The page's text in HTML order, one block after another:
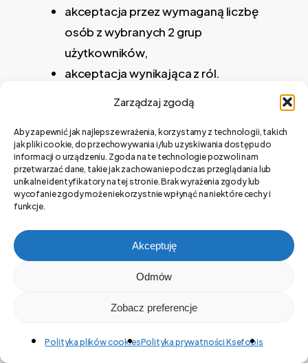
Zarządzaj zgodą
Aby zapewnić jak najlepsze wrażenia, korzystamy z technologii, takich
jak pliki cookie, do przechowywania i/lub uzyskiwania dostępu do
informacji o urządzeniu. Zgoda na te technologie pozwoli nam
przetwarzać dane, takie jak zachowanie podczas przeglądania lub
unikalne identyfikatory na tej stronie. Brak wyrażenia zgody lub
wycofanie zgody może niekorzystnie wpłynąć na niektóre cechy i
funkcje.
Akceptuję
Odmów
Zobacz preferencje
Polityka plików cookiesPolityka prywatności Ksefopis
akceptacja przez wymaganą liczbę
osób z wybranych 2 grup
użytkowników,
akceptacja wynikająca z ról.
Akceptacja
przez konkretne
osoby
Można wskazać konkretne osoby, które